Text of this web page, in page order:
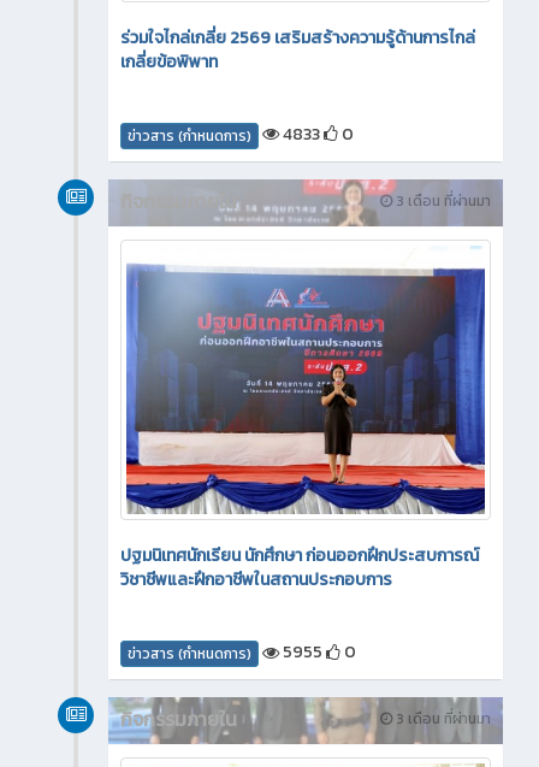
ร่วมใจไกล่เกลี่ย 2569 เสริมสร้างความรู้ด้านการไกล่
เกลี่ยข้อพิพาท
ข่าวสาร (กำหนดการ) 4833 0
3 เดือน ที่ผ่านมา
กิจกรรมภายใน
ปฐมนิเทศนักเรียน นักศึกษา ก่อนออกฝึกประสบการณ์
วิชาชีพและฝึกอาชีพในสถานประกอบการ
ข่าวสาร (กำหนดการ) 5955 0
3 เดือน ที่ผ่านมา
กิจกรรมภายใน